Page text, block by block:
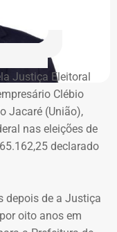
o grupo de
de sofrer quatro
objetivo da
uma função social
famílias. Desde
Só o que falta
fazer
foi cumprido”
Rio de Janeiro
e lembrou
Justiça Eleitoral
Clébio
Jacaré (União),
nas eleições de
declarado
depois de a Justiça
oito anos em